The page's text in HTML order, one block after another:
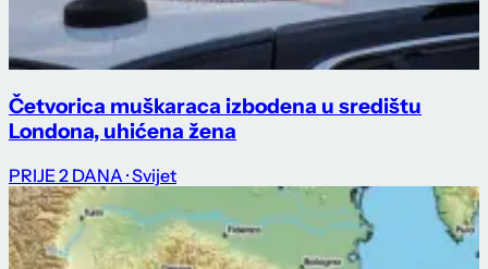
Četvorica muškaraca izbodena u središtu
Londona, uhićena žena
PRIJE 2 DANA · Svijet